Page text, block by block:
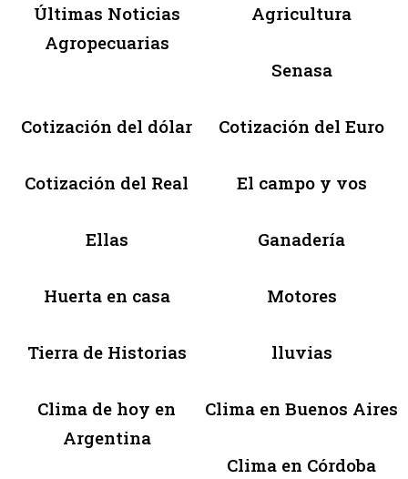
Últimas Noticias
Agropecuarias
Agricultura
Senasa
Cotización del dólar Cotización del Euro
Cotización del Real El campo y vos
Ellas Ganadería
Huerta en casa Motores
Tierra de Historias lluvias
Clima de hoy en
Argentina
Clima en Buenos Aires
Clima en Córdoba